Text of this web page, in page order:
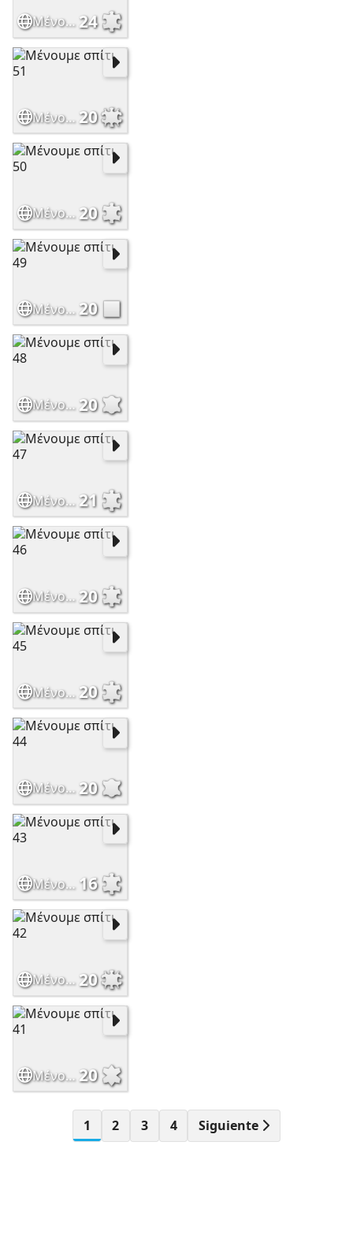
Μένουμε σπίτι 52 24
Μένουμε σπίτι 51 20
Μένουμε σπίτι 50 20
Μένουμε σπίτι 49 20
Μένουμε σπίτι 48 20
Μένουμε σπίτι 47 21
Μένουμε σπίτι 46 20
Μένουμε σπίτι 45 20
Μένουμε σπίτι 44 20
Μένουμε σπίτι 43 16
Μένουμε σπίτι 42 20
Μένουμε σπίτι 41 20
1 2 3 4 Siguiente